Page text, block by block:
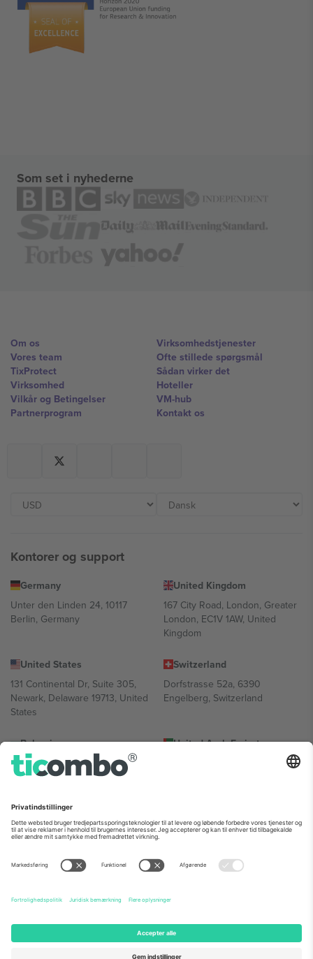
Som set i nyhederne
Om os
Vores team
TixProtect
Virksomhed
Vilkår og Betingelser
Partnerprogram
Virksomhedstjenester
Ofte stillede spørgsmål
Sådan virker det
Hoteller
VM-hub
Kontakt os
Kontorer og support
Germany
Unter den Linden 24, 10117
Berlin, Germany
United Kingdom
167 City Road, London, Greater
London, EC1V 1AW, United
Kingdom
United States
131 Continental Dr, Suite 305,
Newark, Delaware 19713, United
States
Switzerland
Dorfstrasse 52a, 6390
Engelberg, Switzerland
Bulgaria
Regus Sofia City West, bul
Totleben 53-55, 1606 Sofia,
United Arab Emirates
UAE Dubai Silicon Oasis, DDP
Mexico
Av Chapultepec 360, Roma
Norte, Cuauhtémoc, 06700
Ciudad de México, CDMX,
sted, begivenhed og/eller domæne. For detaljer se den specifikke
begivenhedsside, tryk og vilkår.,Virksomhed
Ticombo. Alle rettigheder forbeholdes.